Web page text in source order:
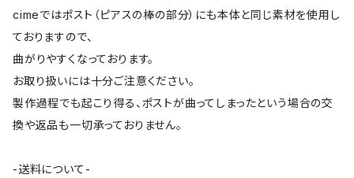
cimeではポスト（ピアスの棒の部分）にも本体と同じ素材を使用し
ておりますので、
曲がりやすくなっております。
お取り扱いには十分ご注意ください。
製作過程でも起こり得る、ポストが曲ってしまったという場合の交
換や返品も一切承っておりません。
-送料について-